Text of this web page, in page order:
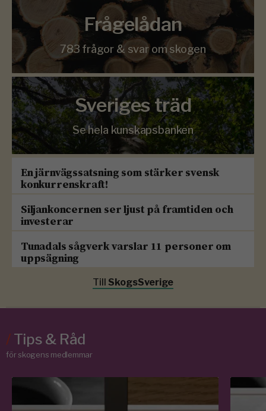
Frågelådan
783 frågor & svar om skogen
Sveriges träd
Se hela kunskapsbanken
En järnvägssatsning som stärker svensk
konkurrenskraft!
Siljankoncernen ser ljust på framtiden och
investerar
Tunadals sågverk varslar 11 personer om
uppsägning
Till SkogsSverige
/Tips & Råd
för skogens medlemmar